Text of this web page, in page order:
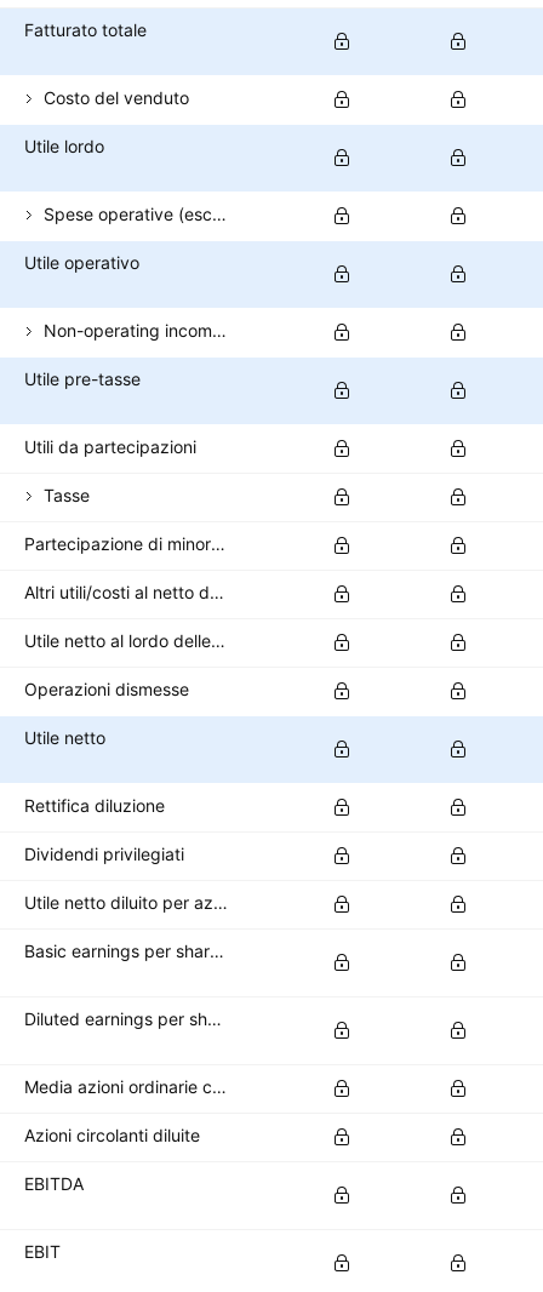
Fatturato totale
Costo del venduto
Utile lordo
Spese operative (escl. COGS)
Utile operativo
Non-operating income (total)
Utile pre-tasse
Utili da partecipazioni
Tasse
Partecipazione di minoranza
Altri utili/costi al netto delle imposte
Utile netto al lordo delle operazioni dismesse
Operazioni dismesse
Utile netto
Rettifica diluzione
Dividendi privilegiati
Utile netto diluito per azionisti ordinari
Basic earnings per share (basic EPS)
Diluted earnings per share (diluted EPS)
Media azioni ordinarie circolanti
Azioni circolanti diluite
EBITDA
EBIT